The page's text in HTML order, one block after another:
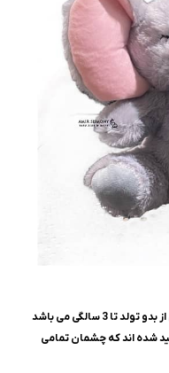
عروسک خروپوفی بهترین انتخاب برای کودکان از بدو تولد تا 3 سالگی می باشد
شده اند که چشمان تمامی